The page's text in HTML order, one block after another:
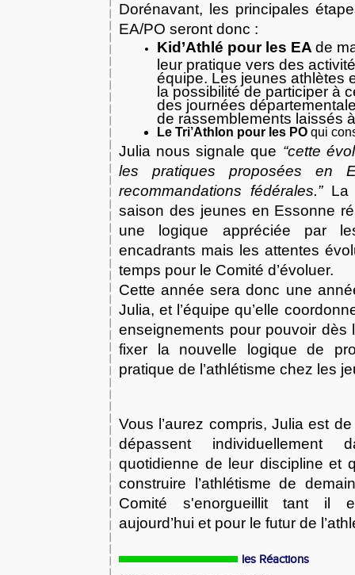
Dorénavant, les principales
EA/PO seront donc :
Kid’Athlé pour les EA de
leur pratique vers des
équipe. Les jeunes athlètes
la possibilité de participer à
des journées
de rassemblements laissés
Le Tri’Athlon pour les PO qui
Julia nous signale que “cette
les pratiques proposées en
recommandations fédérales.” La
saison des jeunes en Essonne
une logique appréciée par
encadrants mais les attentes
temps pour le Comité d’évoluer.
Cette année sera donc une
Julia, et l’équipe qu’elle
enseignements pour pouvoir dès
fixer la nouvelle logique de
pratique de l’athlétisme chez les
Vous l’aurez compris, Julia est
dépassent individuellement
quotidienne de leur discipline et
construire l’athlétisme de
Comité s'enorgueillit tant il
aujourd’hui et pour le futur de
les Réactions